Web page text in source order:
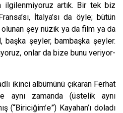
ilgilenmiyoruz artık. Bir tek biz
İtalya’sı da öyle; bütün
olunan şey nüzik ya da film ya da
şeyler, bambaşka şeyler.
onlar da bize bunu veriyor-
ikinci albümünü çıkaran Ferhat
aynı zamanda (üstelik aynı
(“Biriciğim’e”) Kayahan’ı doladı